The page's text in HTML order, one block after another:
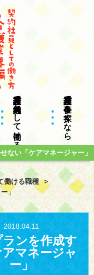
介護業界で契約社員として働ける職種 介護業界で仕事を探すなら
ない「ケアマネージャー」
働ける職種
>
」
2018.04.11
ンを作成す
アマネージャ
ー」